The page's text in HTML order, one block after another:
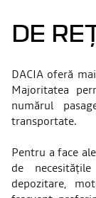
DE
DACIA oferă
Majoritatea
numărul
transportate.
Pentru a face
de
depozitare,